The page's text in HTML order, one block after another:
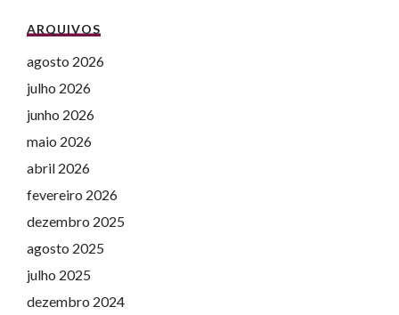
ARQUIVOS
agosto 2026
julho 2026
junho 2026
maio 2026
abril 2026
fevereiro 2026
dezembro 2025
agosto 2025
julho 2025
dezembro 2024